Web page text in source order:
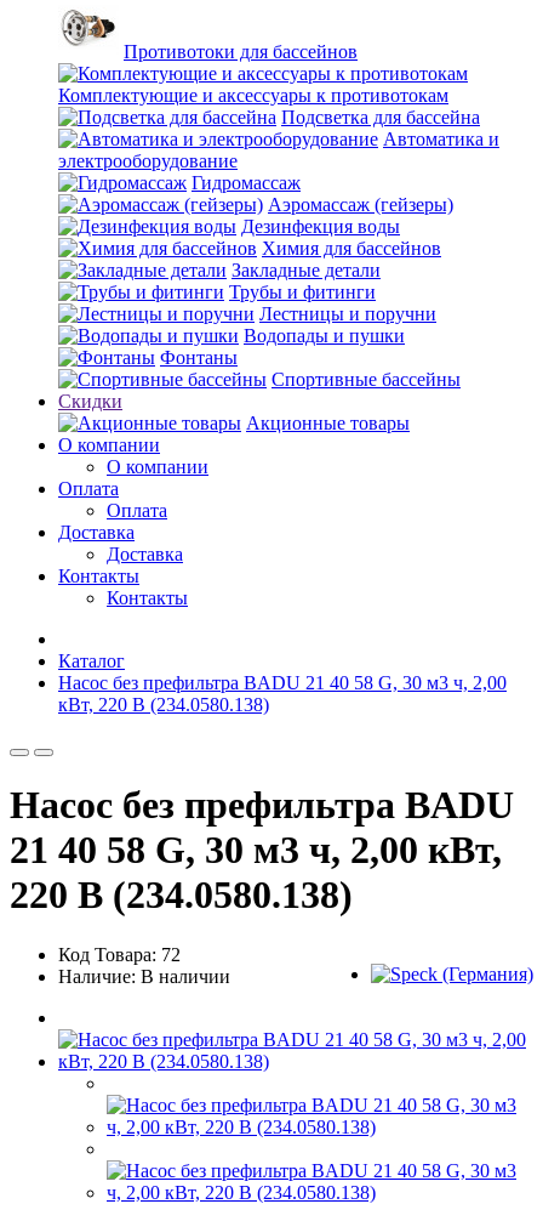
Противотоки для бассейнов
Комплектующие и аксессуары к противотокам
Подсветка для бассейна
Автоматика и
электрооборудование
Гидромассаж
Аэромассаж (гейзеры)
Дезинфекция воды
Химия для бассейнов
Закладные детали
Трубы и фитинги
Лестницы и поручни
Водопады и пушки
Фонтаны
Спортивные бассейны
Скидки
Акционные товары
О компании
О компании
Оплата
Оплата
Доставка
Доставка
Контакты
Контакты
Каталог
Насос без префильтра BADU 21 40 58 G, 30 м3 ч, 2,00
кВт, 220 В (234.0580.138)
Насос без префильтра BADU
21 40 58 G, 30 м3 ч, 2,00 кВт,
220 В (234.0580.138)
Код Товара: 72
Наличие: В наличии